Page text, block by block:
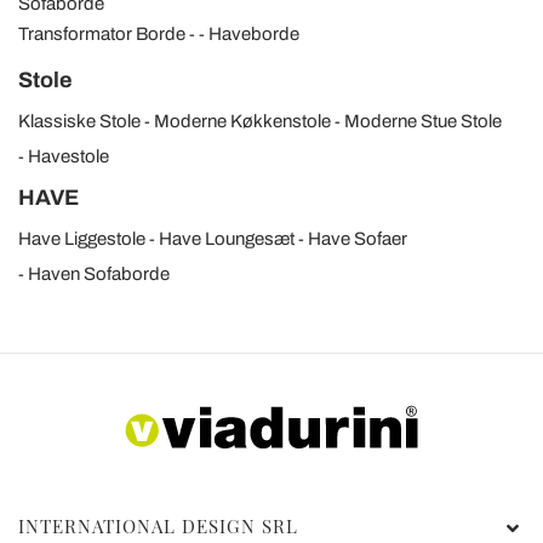
Transformator Borde
Haveborde
Stole
Klassiske Stole Moderne Køkkenstole
Moderne Stue Stole
Havestole
HAVE
Have Liggestole Have Loungesæt
Have Sofaer
Haven Sofaborde
INTERNATIONAL DESIGN SRL